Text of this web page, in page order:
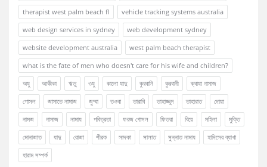
therapist west palm beach fl
vehicle tracking systems australia
web design services in sydney
web development sydney
website development australia
west palm beach therapist
what is the fate of men who doesn't care for his wife and children?
অযু
আকীকা ঋতু ওযু কালো যাদু কুরবানি কুরবানী
ক্বাযা নামাজ
গোসল
জামাতে নামাজ জুম্মা তওবা তারাবি তাহাজ্জুদ তাহারাত
দোয়া
নামজ
নামাজ নামায পবিত্রতা ফরজ গোসল ফিতরা বিয়ে মহিলা
মুক্তি
মোনাজাত
যাদু রোজা শীরক সাদকা সালাত সুন্নাত নামায
হাদিসের ব্যাখা
হারাম সম্পর্ক